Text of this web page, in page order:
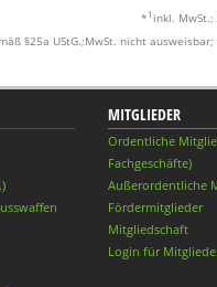
* 1 inkl.
§25a UStG.;MwSt. nicht ausweisbar;
MITGLIEDER
Ordentliche
Fachgeschäfte)
Außerordentliche
Fördermitglieder
Mitgliedschaft
Login für